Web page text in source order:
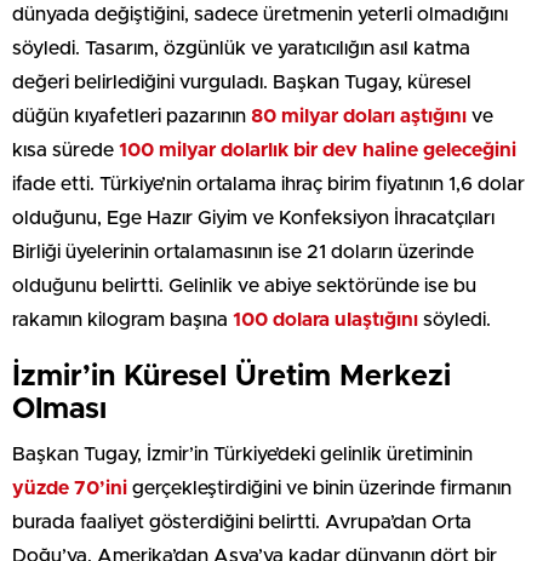
dünyada değiştiğini, sadece üretmenin yeterli olmadığını
söyledi. Tasarım, özgünlük ve yaratıcılığın asıl katma
değeri belirlediğini vurguladı. Başkan Tugay, küresel
düğün kıyafetleri pazarının 80 milyar doları aştığını ve
kısa sürede 100 milyar dolarlık bir dev haline geleceğini
ifade etti. Türkiye’nin ortalama ihraç birim fiyatının 1,6 dolar
olduğunu, Ege Hazır Giyim ve Konfeksiyon İhracatçıları
Birliği üyelerinin ortalamasının ise 21 doların üzerinde
olduğunu belirtti. Gelinlik ve abiye sektöründe ise bu
rakamın kilogram başına 100 dolara ulaştığını söyledi.
İzmir’in Küresel Üretim Merkezi
Olması
Başkan Tugay, İzmir’in Türkiye’deki gelinlik üretiminin
yüzde 70’ini gerçekleştirdiğini ve binin üzerinde firmanın
burada faaliyet gösterdiğini belirtti. Avrupa’dan Orta
Doğu’ya, Amerika’dan Asya’ya kadar dünyanın dört bir